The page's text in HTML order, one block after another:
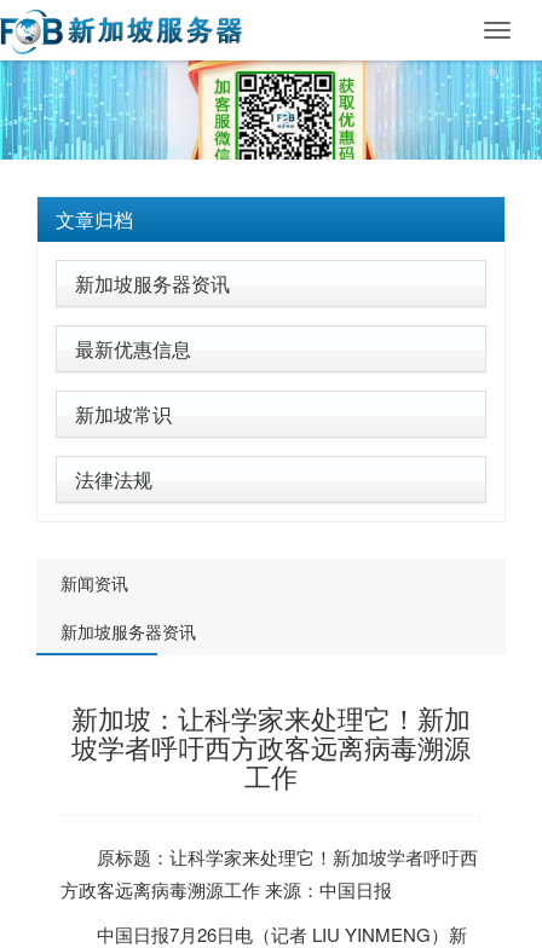
文章归档
新加坡服务器资讯
最新优惠信息
新加坡常识
法律法规
新闻资讯
新加坡服务器资讯
新加坡：让科学家来处理它！新加
坡学者呼吁西方政客远离病毒溯源
工作
原标题：让科学家来处理它！ 新加坡学者呼吁西
方政客远离病毒溯源工作 来源：中国日报
中国日报7月26日电（记者 LIU YINMENG） 新